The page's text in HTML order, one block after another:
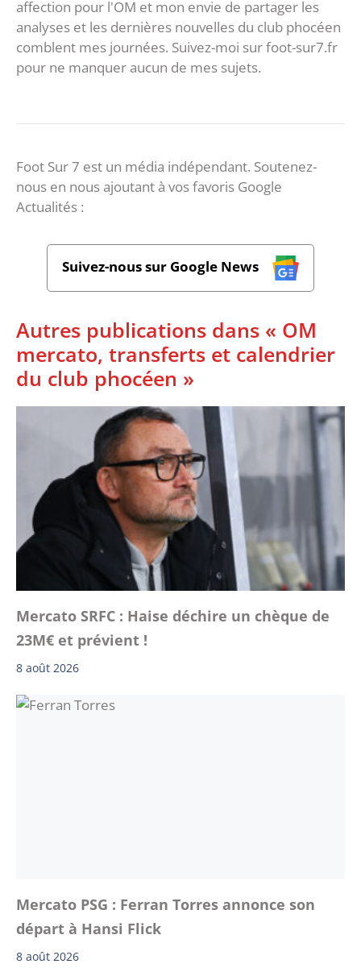
affection pour l'OM et mon envie de partager les
analyses et les dernières nouvelles du club phocéen
comblent mes journées. Suivez-moi sur foot-sur7.fr
pour ne manquer aucun de mes sujets.
Foot Sur 7 est un média indépendant. Soutenez-
nous en nous ajoutant à vos favoris Google
Actualités :
Suivez-nous sur Google News
Autres publications dans « OM
mercato, transferts et calendrier
du club phocéen »
Mercato SRFC : Haise déchire un chèque de
23M€ et prévient !
8 août 2026
Mercato PSG : Ferran Torres annonce son
départ à Hansi Flick
8 août 2026